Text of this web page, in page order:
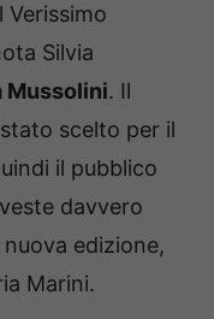
Silvia
Mussolini. Il
scelto per il
il pubblico
davvero
edizione,
Marini.